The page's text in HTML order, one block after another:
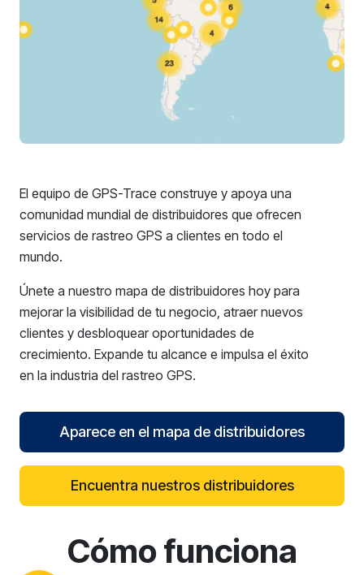
El equipo de GPS-Trace construye y apoya una
comunidad mundial de distribuidores que ofrecen
servicios de rastreo GPS a clientes en todo el
mundo.
Únete a nuestro mapa de distribuidores hoy para
mejorar la visibilidad de tu negocio, atraer nuevos
clientes y desbloquear oportunidades de
crecimiento. Expande tu alcance e impulsa el éxito
en la industria del rastreo GPS.
Aparece en el mapa de distribuidores
Encuentra nuestros distribuidores
reCAPTCHA verification
Cómo funciona